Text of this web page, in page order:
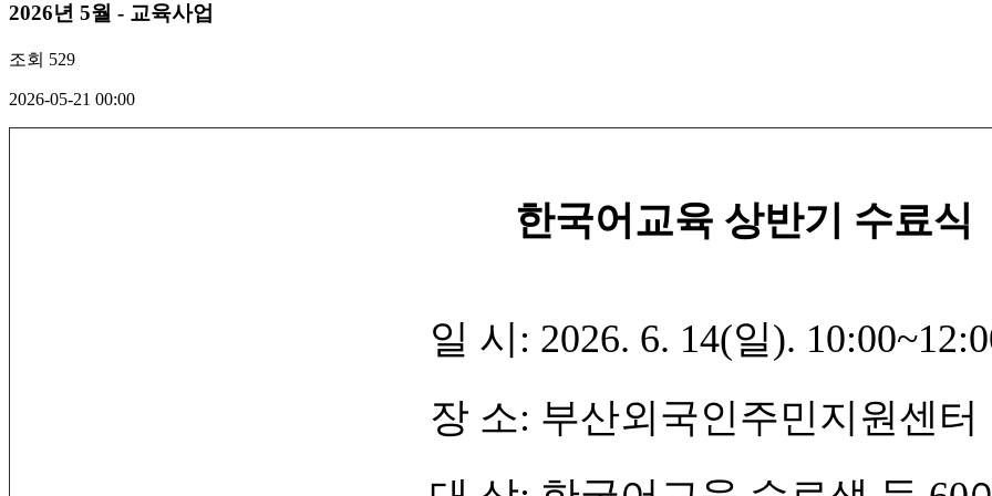
2026년 5월 - 교육사업
조회 529
2026-05-21 00:00
한국어교육 상반기 수료식
일 시: 2026. 6. 14(일).
장 소: 부산외국인주민지원센터